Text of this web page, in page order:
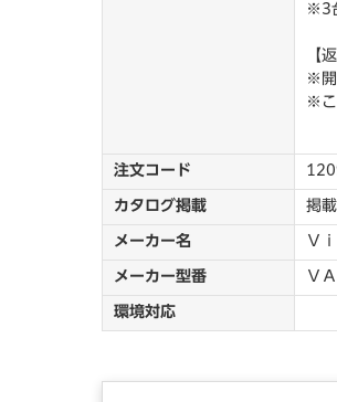
※3
【
※開
※こ
注文コード
カタログ掲載 掲
メーカー名 Ｖ
メーカー型番 Ｖ
環境対応